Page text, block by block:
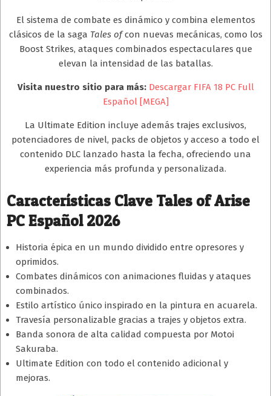
El sistema de combate es dinámico y combina elementos
clásicos de la saga Tales ofcon nuevas mecánicas, como los
Boost Strikes, ataques combinados espectaculares que
elevan la intensidad de las batallas.
Visita nuestro sitio para más: Descargar FIFA 18 PC Full
Español [MEGA]
La Ultimate Edition incluye además trajes exclusivos,
potenciadores de nivel, packs de objetos y acceso a todo el
contenido DLC lanzado hasta la fecha, ofreciendo una
experiencia más profunda y personalizada.
Características Clave Tales of Arise
PC Español 2026
Historia épica en un mundo dividido entre opresores y
oprimidos.
Combates dinámicos con animaciones fluidas y ataques
combinados.
Estilo artístico único inspirado en la pintura en acuarela.
Travesía personalizable gracias a trajes y objetos extra.
Banda sonora de alta calidad compuesta por Motoi
Sakuraba.
Ultimate Edition con todo el contenido adicional y
mejoras.